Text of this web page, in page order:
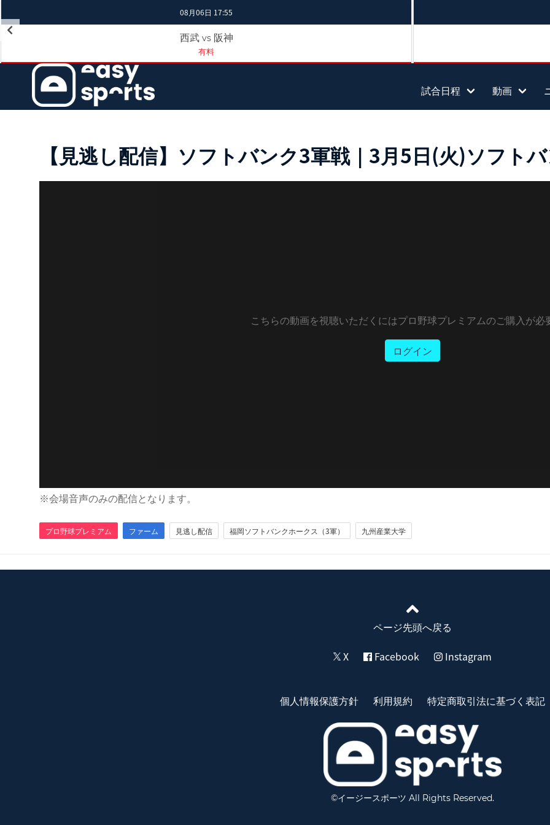
08月06日 17:55
西武 vs 阪神
有料
試合日程 動画
【見逃し配信】ソフトバンク3軍戦｜3月5日(火)ソフト
こちらの動画を視聴いただくにはプロ野球プレミアムのご購入が必
ログイン
※会場音声のみの配信となります。
プロ野球プレミアム ファーム 見逃し配信 福岡ソフトバンクホークス（3軍） 九州産業大学
ページ先頭へ戻る
X
Facebook Instagram
個人情報保護方針 利用規約 特定商取引法に基づく表記
©イージースポーツ All Rights Reserved.